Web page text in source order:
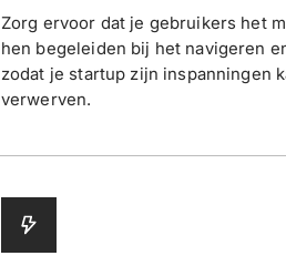
Zorg ervoor dat je gebruikers het
hen begeleiden bij het navigeren
zodat je startup zijn inspanningen
verwerven.